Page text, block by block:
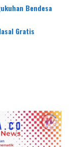
Bendesa
Gratis